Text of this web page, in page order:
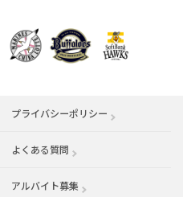
プライバシーポリシー
よくある質問
アルバイト募集 （別ウィンドウで開く